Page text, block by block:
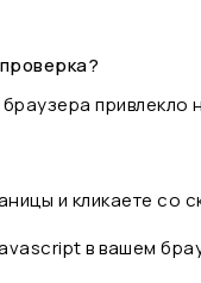
привлекло
и кликаете
в вашем